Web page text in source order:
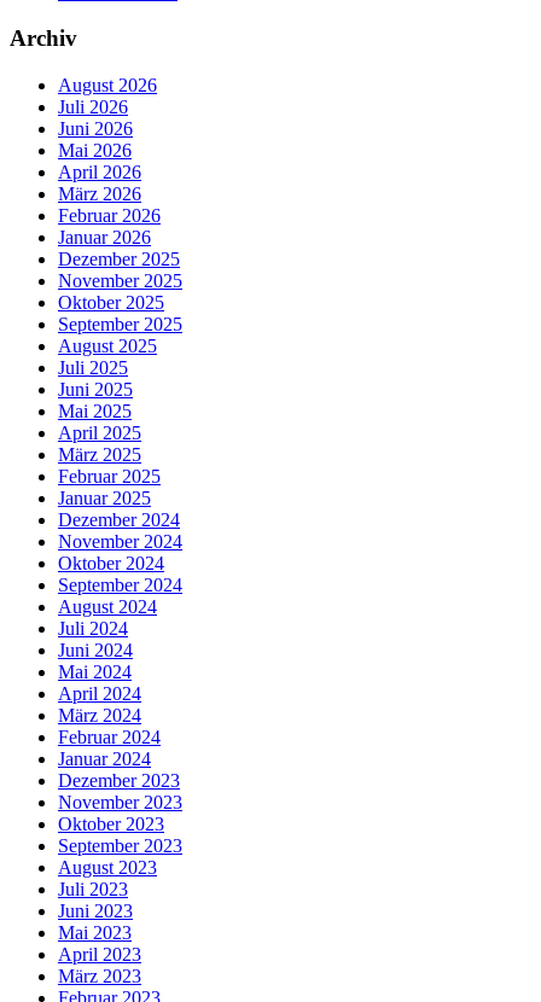
Archiv
August 2026
Juli 2026
Juni 2026
Mai 2026
April 2026
März 2026
Februar 2026
Januar 2026
Dezember 2025
November 2025
Oktober 2025
September 2025
August 2025
Juli 2025
Juni 2025
Mai 2025
April 2025
März 2025
Februar 2025
Januar 2025
Dezember 2024
November 2024
Oktober 2024
September 2024
August 2024
Juli 2024
Juni 2024
Mai 2024
April 2024
März 2024
Februar 2024
Januar 2024
Dezember 2023
November 2023
Oktober 2023
September 2023
August 2023
Juli 2023
Juni 2023
Mai 2023
April 2023
März 2023